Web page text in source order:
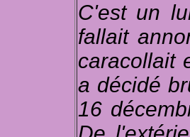
C'est un
fallait
caracollait
a décidé
16